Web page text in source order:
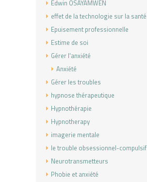
Edwin OSAYAMWEN
effet de la technologie sur la santé
Epuisement professionnelle
Estime de soi
Gérer l'anxiété
Anxiété
Gérer les troubles
hypnose thérapeutique
Hypnothérapie
Hypnotherapy
imagerie mentale
le trouble obsessionnel-compulsif
Neurotransmetteurs
Phobie et anxiété